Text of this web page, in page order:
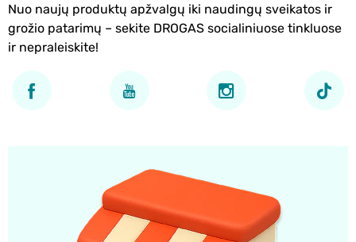
Nuo naujų produktų apžvalgų iki naudingų sveikatos ir
grožio patarimų – sekite DROGAS socialiniuose tinkluose
ir nepraleiskite!